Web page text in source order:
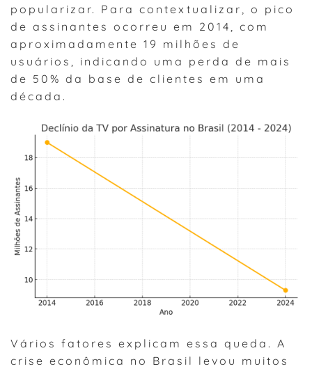
popularizar. Para contextualizar, o pico
de assinantes ocorreu em 2014, com
aproximadamente 19 milhões de
usuários, indicando uma perda de mais
de 50% da base de clientes em uma
década.
Vários fatores explicam essa queda. A
crise econômica no Brasil levou muitos